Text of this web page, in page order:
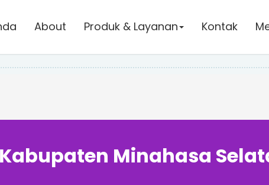
About Produk & Layanan Kontak
Minahasa Selatan
Minahasa